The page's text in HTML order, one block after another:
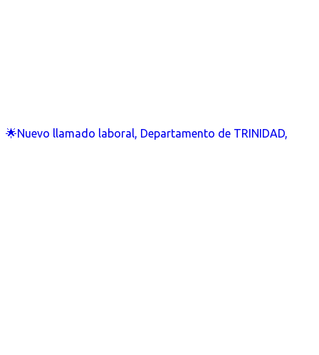
🌟Nuevo llamado laboral, Departamento de TRINIDAD,